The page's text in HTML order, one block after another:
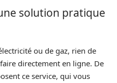
solution pratique
ou de gaz, rien de
directement en ligne. De
ce service, qui vous